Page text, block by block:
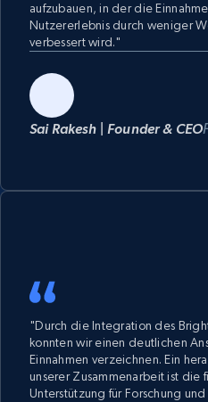
aufzubauen, in der die
Nutzererlebnis durch weniger
verbessert wird."
Sai Rakesh | Founder & CEO
"Durch die Integration des
konnten wir einen deutlichen
Einnahmen verzeichnen. Ein
unserer Zusammenarbeit ist die
Unterstützung für Forschung